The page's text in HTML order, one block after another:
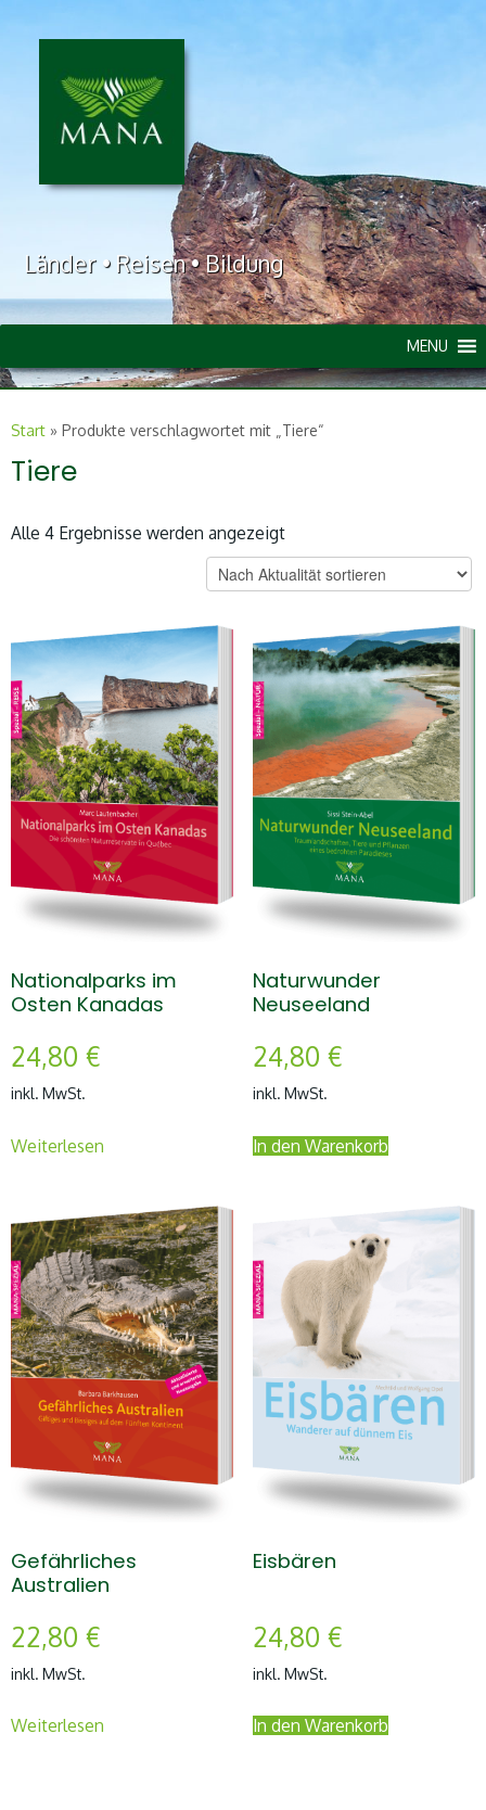
Länder • Reisen • Bildung
MENU
Start » Produkte verschlagwortet mit „Tiere“
Tiere
Alle 4 Ergebnisse werden angezeigtNach
Aktualität
sortiert
Nationalparks im
Osten Kanadas
24,80 €
inkl. MwSt.
Weiterlesen
Naturwunder
Neuseeland
24,80 €
inkl. MwSt.
In den Warenkorb
Gefährliches
Australien
22,80 €
inkl. MwSt.
Weiterlesen
Eisbären
24,80 €
inkl. MwSt.
In den Warenkorb